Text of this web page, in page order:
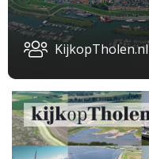
KijkopTholen.nl